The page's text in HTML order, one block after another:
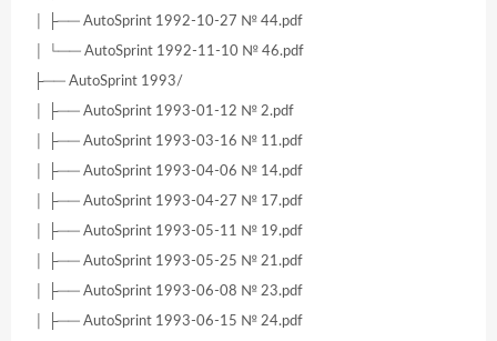
│ ├── AutoSprint 1992-10-27 № 44.pdf
│ └── AutoSprint 1992-11-10 № 46.pdf
├── AutoSprint 1993/
│ ├── AutoSprint 1993-01-12 № 2.pdf
│ ├── AutoSprint 1993-03-16 № 11.pdf
│ ├── AutoSprint 1993-04-06 № 14.pdf
│ ├── AutoSprint 1993-04-27 № 17.pdf
│ ├── AutoSprint 1993-05-11 № 19.pdf
│ ├── AutoSprint 1993-05-25 № 21.pdf
│ ├── AutoSprint 1993-06-08 № 23.pdf
│ ├── AutoSprint 1993-06-15 № 24.pdf